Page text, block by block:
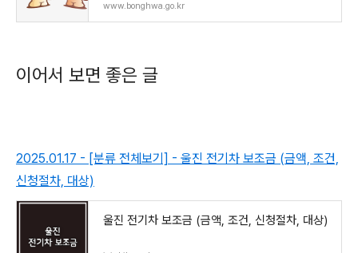
www.bonghwa.go.kr
이어서 보면 좋은 글
2025.01.17 - [분류 전체보기] - 울진 전기차 보조금 (금액, 조건,
신청절차, 대상)
울진 전기차 보조금 (금액, 조건, 신청절차, 대상)